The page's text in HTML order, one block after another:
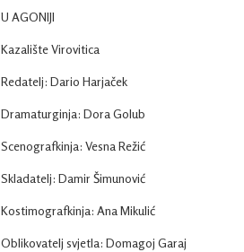
U AGONIJI
Kazalište Virovitica
Redatelj: Dario Harjaček
Dramaturginja: Dora Golub
Scenografkinja: Vesna Režić
Skladatelj: Damir Šimunović
Kostimografkinja: Ana Mikulić
Oblikovatelj svjetla: Domagoj Garaj